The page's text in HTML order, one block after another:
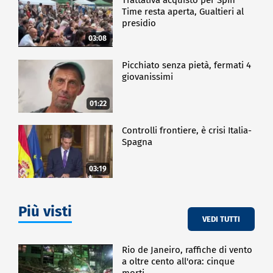
03:08
Time resta aperta, Gualtieri al
presidio
01:22
Picchiato senza pietà, fermati 4
giovanissimi
03:19
Controlli frontiere, è crisi Italia-
Spagna
Più visti VEDI TUTTI
Rio de Janeiro, raffiche di vento
a oltre cento all'ora: cinque